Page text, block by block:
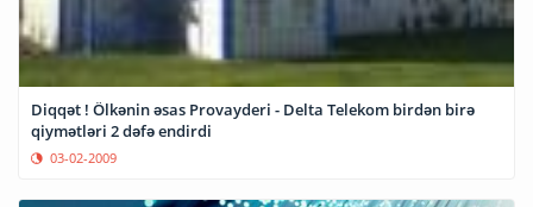
Diqqət ! Ölkənin əsas Provayderi - Delta Telekom birdən birə
qiymətləri 2 dəfə endirdi
03-02-2009